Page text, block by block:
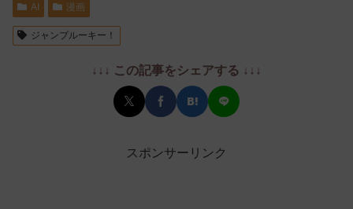
AI 漫画
ジャンプルーキー！
↓↓↓ この記事をシェアする ↓↓↓
スポンサーリンク